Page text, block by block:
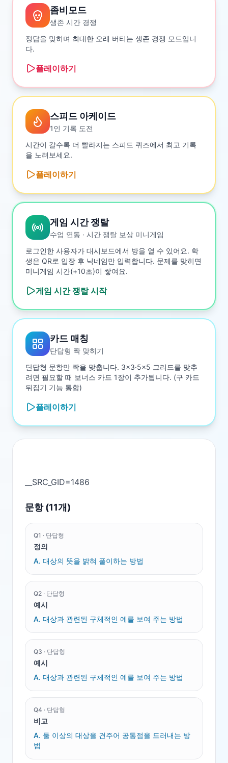
좀비모드
생존 시간 경쟁
정답을 맞히며 최대한 오래 버티는 생존 경쟁 모드입니
다.
플레이하기
스피드 아케이드
1인 기록 도전
시간이 갈수록 더 빨라지는 스피드 퀴즈에서 최고 기록
을 노려보세요.
플레이하기
게임 시간 쟁탈
수업 연동 · 시간 쟁탈 보상 미니게임
로그인한 사용자가 대시보드에서 방을 열 수 있어요. 학
생은 QR로 입장 후 닉네임만 입력합니다. 문제를 맞히면
미니게임 시간(+10초)이 쌓여요.
게임 시간 쟁탈시작
카드 매칭
단답형 짝 맞히기
단답형 문항만 짝을 맞춥니다. 3×3·5×5 그리드를 맞추
려면 필요할 때 보너스 카드 1장이 추가됩니다. (구 카드
뒤집기 기능 통합)
플레이하기
문항 (11개)
Q1 · 단답형
정의
A. 대상의 뜻을 밝혀 풀이하는 방법
Q2 · 단답형
예시
A. 대상과 관련된 구체적인 예를 보여 주는 방법
Q3 · 단답형
예시
A. 대상과 관련된 구체적인 예를 보여 주는 방법
Q4 · 단답형
비교
A. 둘 이상의 대상을 견주어 공통점을 드러내는 방
법